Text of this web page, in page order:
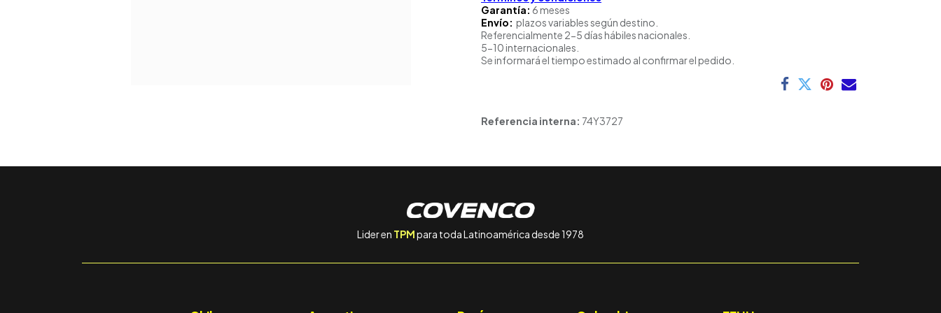
Garantía: 6 meses
Envío: plazos variables según destino.
Referencialmente 2-5 días hábiles nacionales.
5-10 internacionales.
Se informará el tiempo estimado al confirmar el pedido.
Referencia interna: 74Y3727
Lider en TPMpara toda Latinoamérica desde 1978